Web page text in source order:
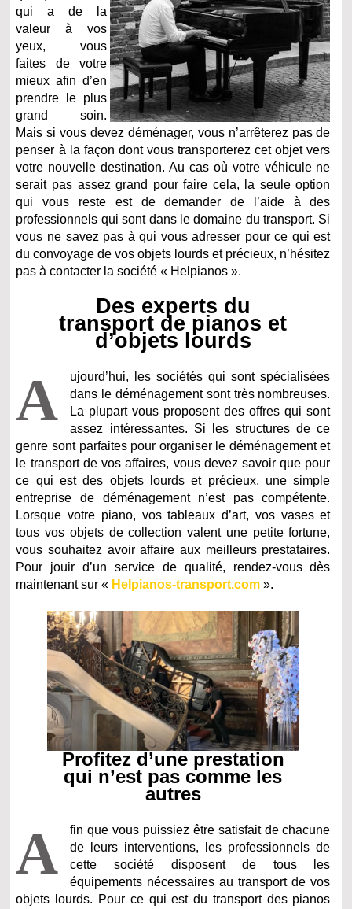
qui a de la
valeur à vos
yeux, vous
faites de votre
mieux afin d’en
prendre le plus
grand soin.
Mais si vous devez déménager, vous n’arrêterez pas de
penser à la façon dont vous transporterez cet objet vers
votre nouvelle destination. Au cas où votre véhicule ne
serait pas assez grand pour faire cela, la seule option
qui vous reste est de demander de l’aide à des
professionnels qui sont dans le domaine du transport. Si
vous ne savez pas à qui vous adresser pour ce qui est
du convoyage de vos objets lourds et précieux, n’hésitez
pas à contacter la société « Helpianos ».
Des experts du
transport de pianos et
d’objets lourds
A
ujourd’hui, les sociétés qui sont spécialisées
dans le déménagement sont très nombreuses.
La plupart vous proposent des offres qui sont
assez intéressantes. Si les structures de ce
genre sont parfaites pour organiser le déménagement et
le transport de vos affaires, vous devez savoir que pour
ce qui est des objets lourds et précieux, une simple
entreprise de déménagement n’est pas compétente.
Lorsque votre piano, vos tableaux d’art, vos vases et
tous vos objets de collection valent une petite fortune,
vous souhaitez avoir affaire aux meilleurs prestataires.
Pour jouir d’un service de qualité, rendez-vous dès
maintenant sur « Helpianos-transport.com ».
Profitez d’une prestation
qui n’est pas comme les
autres
A
fin que vous puissiez être satisfait de chacune
de leurs interventions, les professionnels de
cette société disposent de tous les
équipements nécessaires au transport de vos
objets lourds. Pour ce qui est du transport des pianos